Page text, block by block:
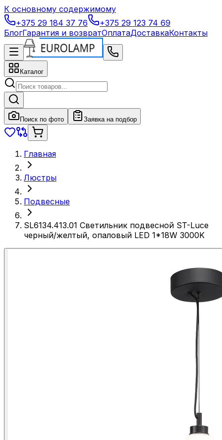
К основному содержимому
+375 29 184 37 76
+375 29 123 74 69
БлогГарантия и возвратОплатаДоставкаКонтакты
Каталог
Поиск по фото Заявка на подбор
Главная
Люстры
Подвесные
SL6134.413.01 Светильник подвесной ST-Luce
черный/желтый, опаловый LED 1*18W 3000K